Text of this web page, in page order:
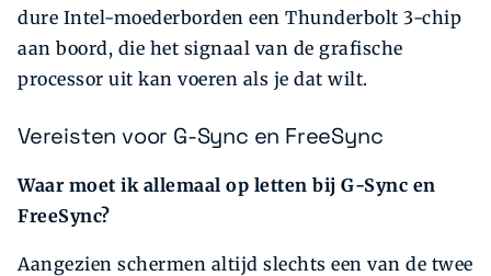
dure Intel-moederborden een Thunderbolt 3-chip
aan boord, die het signaal van de grafische
processor uit kan voeren als je dat wilt.
Vereisten voor G-Sync en FreeSync
Waar moet ik allemaal op letten bij G-Sync en
FreeSync?
Aangezien schermen altijd slechts een van de twee